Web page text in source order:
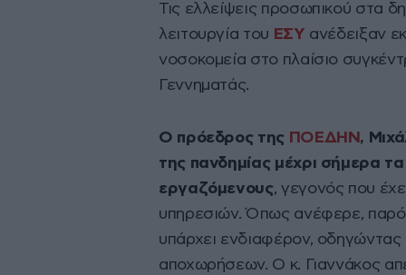
Τις ελλείψεις προσωπικού στα
λειτουργία του ΕΣΥ ανέδειξαν
νοσοκομεία στο πλαίσιο
Γεννηματάς.
Ο πρόεδρος της ΠΟΕΔΗΝ ,
της πανδημίας μέχρι σήμερα
εργαζόμενους, γεγονός που
υπηρεσιών. Όπως ανέφερε,
υπάρχει ενδιαφέρον,
αποχωρήσεων. Ο κ. Γιαννάκος